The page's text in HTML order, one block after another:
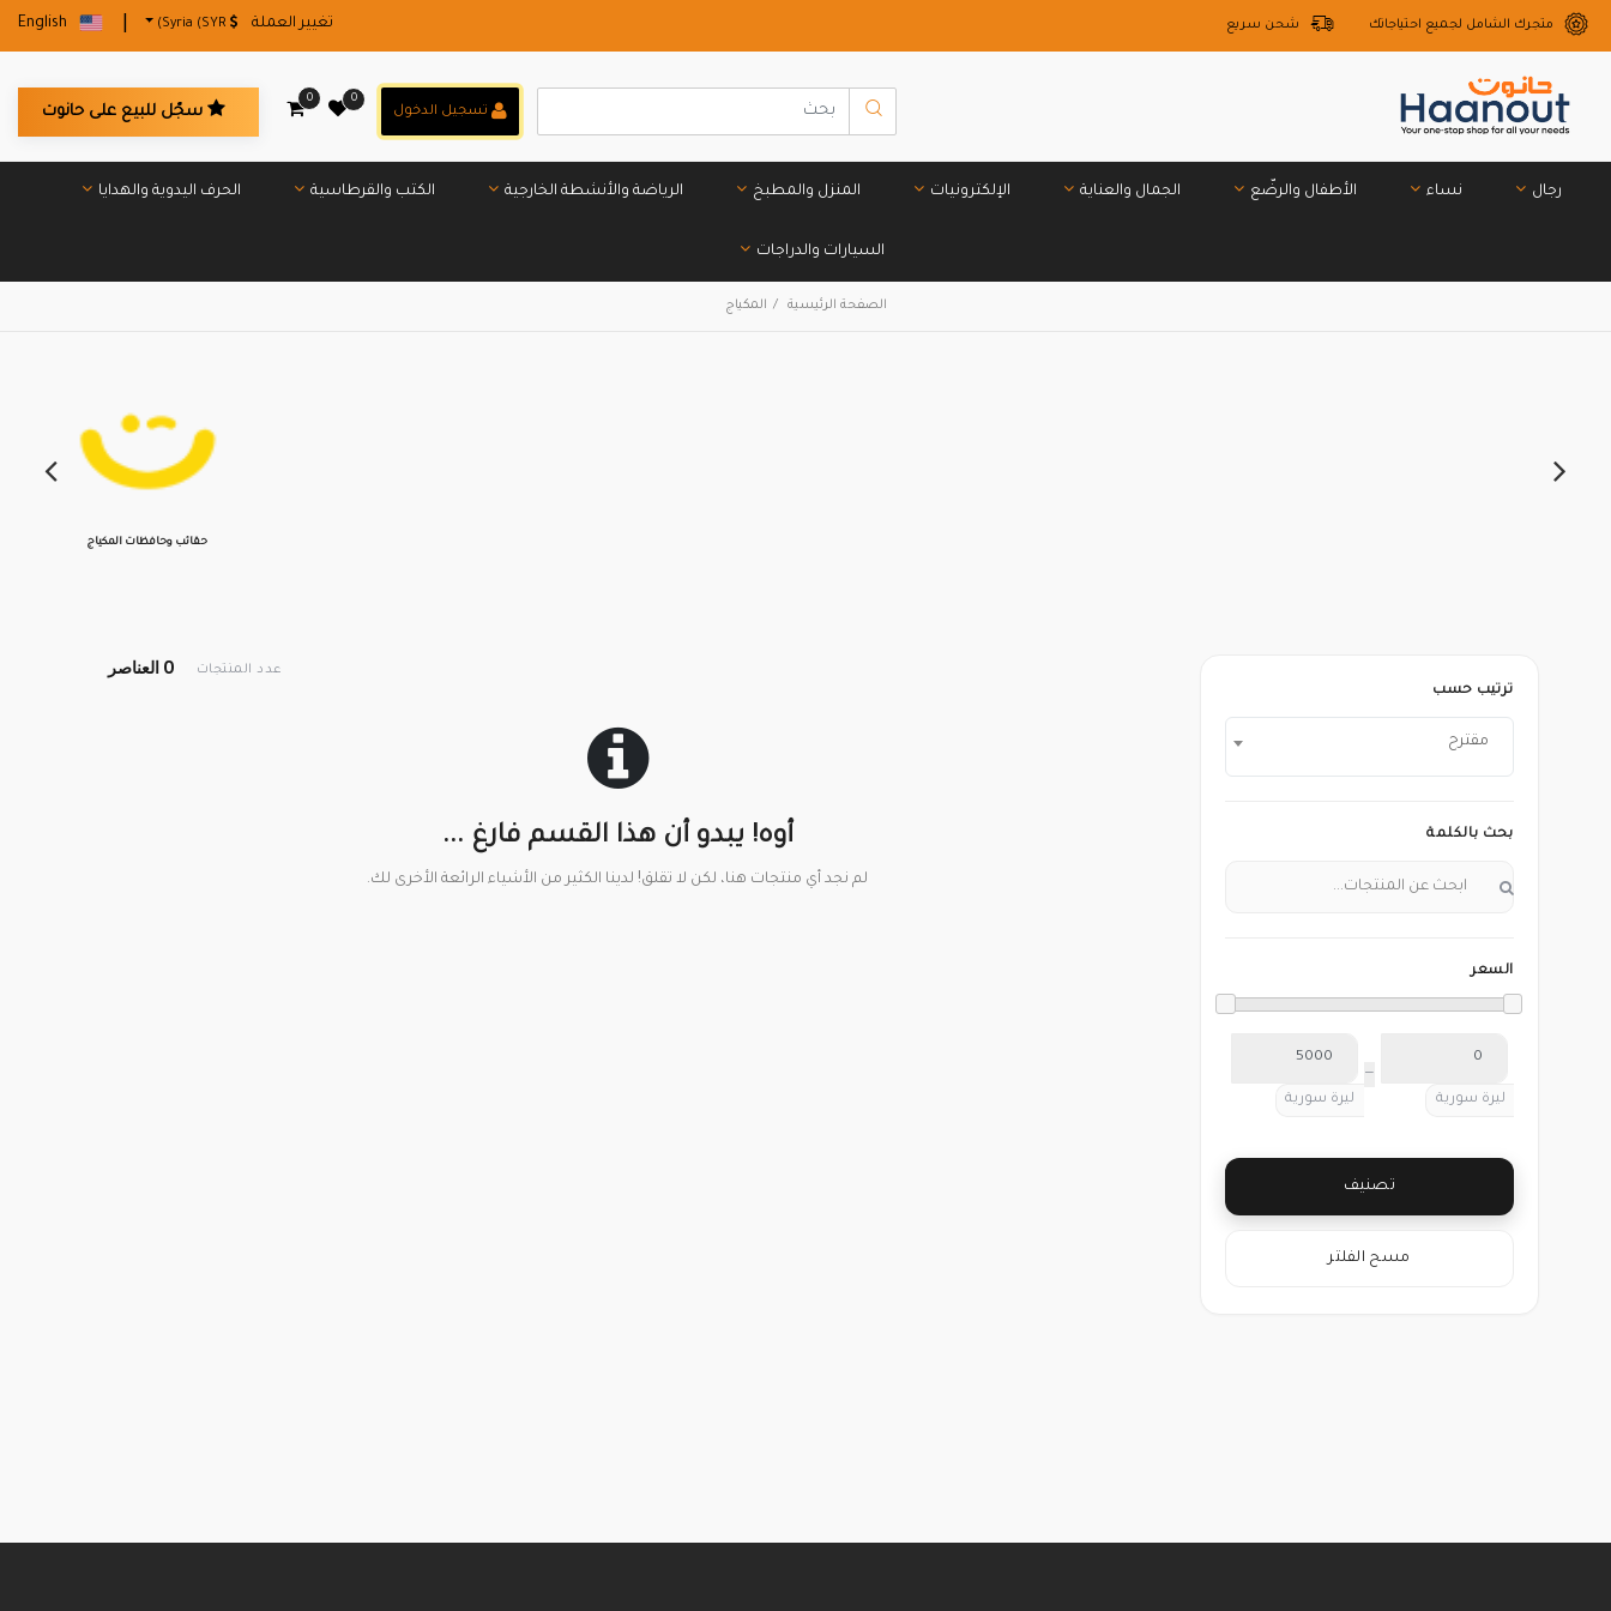
متجرك الشامل لجميع احتياجاتك شحن سريع English تغيير العملة Syria (SYR)
سجّل للبيع على حانوت تسجيل الدخول
0
0
رجال نساء الأطفال والرضّع الجمال والعناية الإلكترونيات المنزل والمطبخ الرياضة والأنشطة الخارجية الكتب والقرطاسية الحرف اليدوية والهدايا
السيارات والدراجات
الصفحة الرئيسية المكياج
حقائب وحافظات المكياج
ترتيب حسب
مقترح
بحث بالكلمة
السعر
ليرة سورية
—
ليرة سورية
تصنيف
مسح الفلتر
عدد المنتجات 0 العناصر
أوه! يبدو أن هذا القسم فارغ ...
لم نجد أي منتجات هنا، لكن لا تقلق! لدينا الكثير من الأشياء الرائعة الأخرى لك.